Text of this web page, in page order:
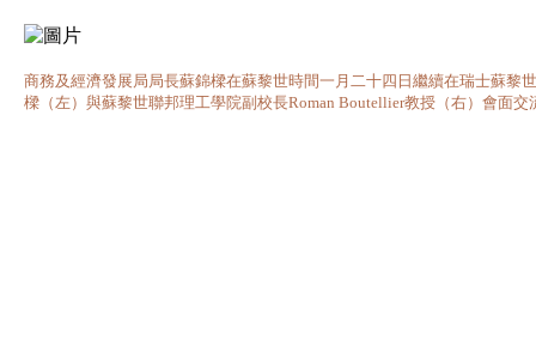
商務及經濟發展局局長蘇錦樑在蘇黎世時間一月二十四日繼續在瑞士蘇
樑（左）與蘇黎世聯邦理工學院副校長Roman Boutellier教授（右）會面交